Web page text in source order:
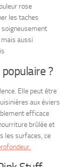
rose
les taches
soigneusement
aussi
?
Elle peut être
aux éviers
efficace
brûlée et
les surfaces, ce